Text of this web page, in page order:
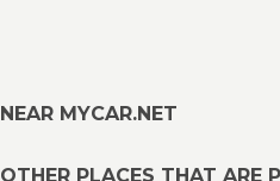
NEAR MYCAR.NET
OTHER PLACES THAT ARE